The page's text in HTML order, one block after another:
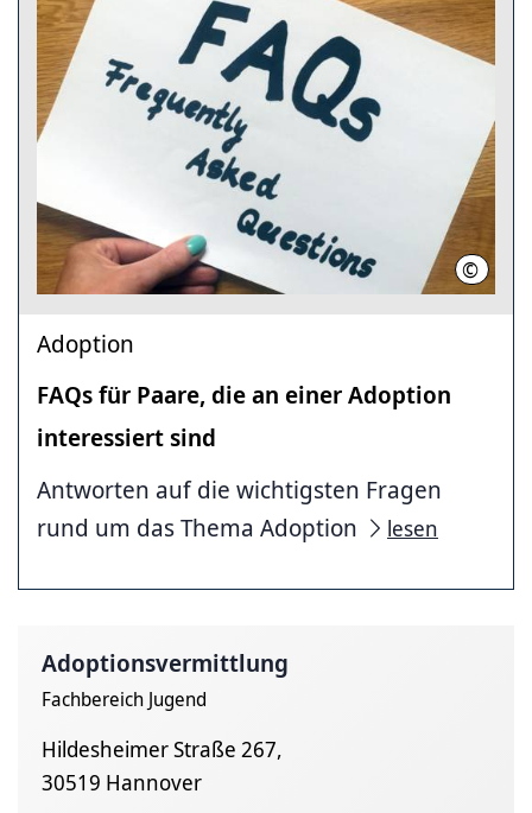
©
Adoption
FAQs für Paare, die an einer Adoption
interessiert sind
Antworten auf die wichtigsten Fragen
rund um das Thema Adoption
lesen
Adoptionsvermittlung
Fachbereich Jugend
Hildesheimer Straße 267,
30519 Hannover